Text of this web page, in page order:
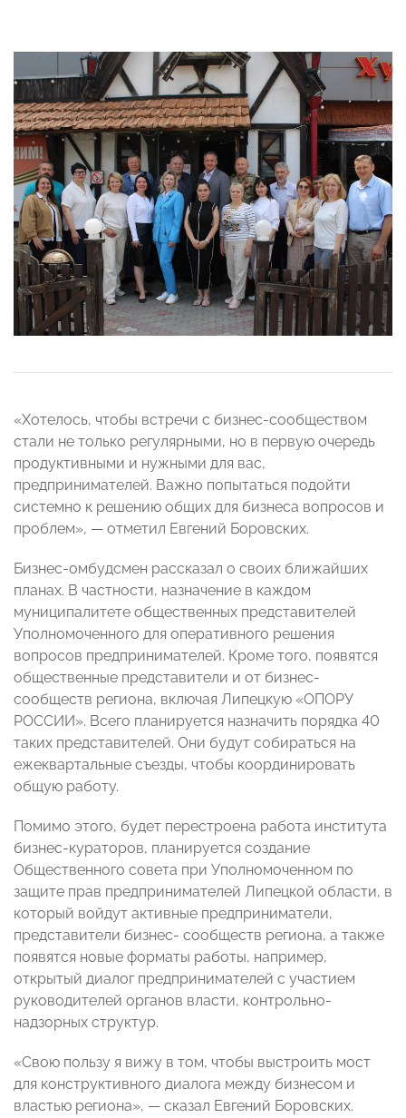
«Хотелось, чтобы встречи с бизнес-сообществом
стали не только регулярными, но в первую очередь
продуктивными и нужными для вас,
предпринимателей. Важно попытаться подойти
системно к решению общих для бизнеса вопросов и
проблем», — отметил Евгений Боровских.
Бизнес-омбудсмен рассказал о своих ближайших
планах. В частности, назначение в каждом
муниципалитете общественных представителей
Уполномоченного для оперативного решения
вопросов предпринимателей. Кроме того, появятся
общественные представители и от бизнес-
сообществ региона, включая Липецкую «ОПОРУ
РОССИИ». Всего планируется назначить порядка 40
таких представителей. Они будут собираться на
ежеквартальные съезды, чтобы координировать
общую работу.
Помимо этого, будет перестроена работа института
бизнес-кураторов, планируется создание
Общественного совета при Уполномоченном по
защите прав предпринимателей Липецкой области, в
который войдут активные предприниматели,
представители бизнес- сообществ региона, а также
появятся новые форматы работы, например,
открытый диалог предпринимателей с участием
руководителей органов власти, контрольно-
надзорных структур.
«Свою пользу я вижу в том, чтобы выстроить мост
для конструктивного диалога между бизнесом и
властью региона», — сказал Евгений Боровских.